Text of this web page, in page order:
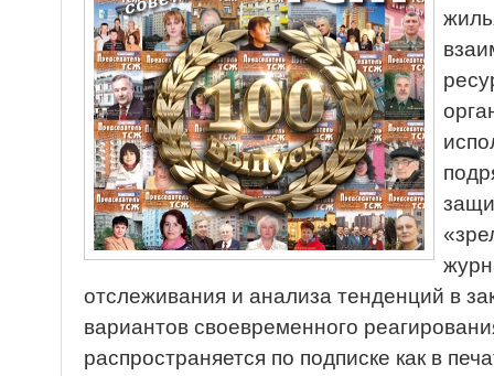
отслеживания и анализа тенденций в
вариантов своевременного
распространяется по подписке как в